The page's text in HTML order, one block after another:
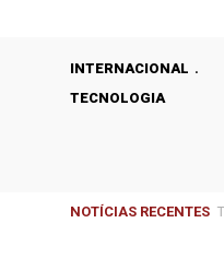
INTERNACIONAL
TECNOLOGIA
NOTÍCIAS RECENTES